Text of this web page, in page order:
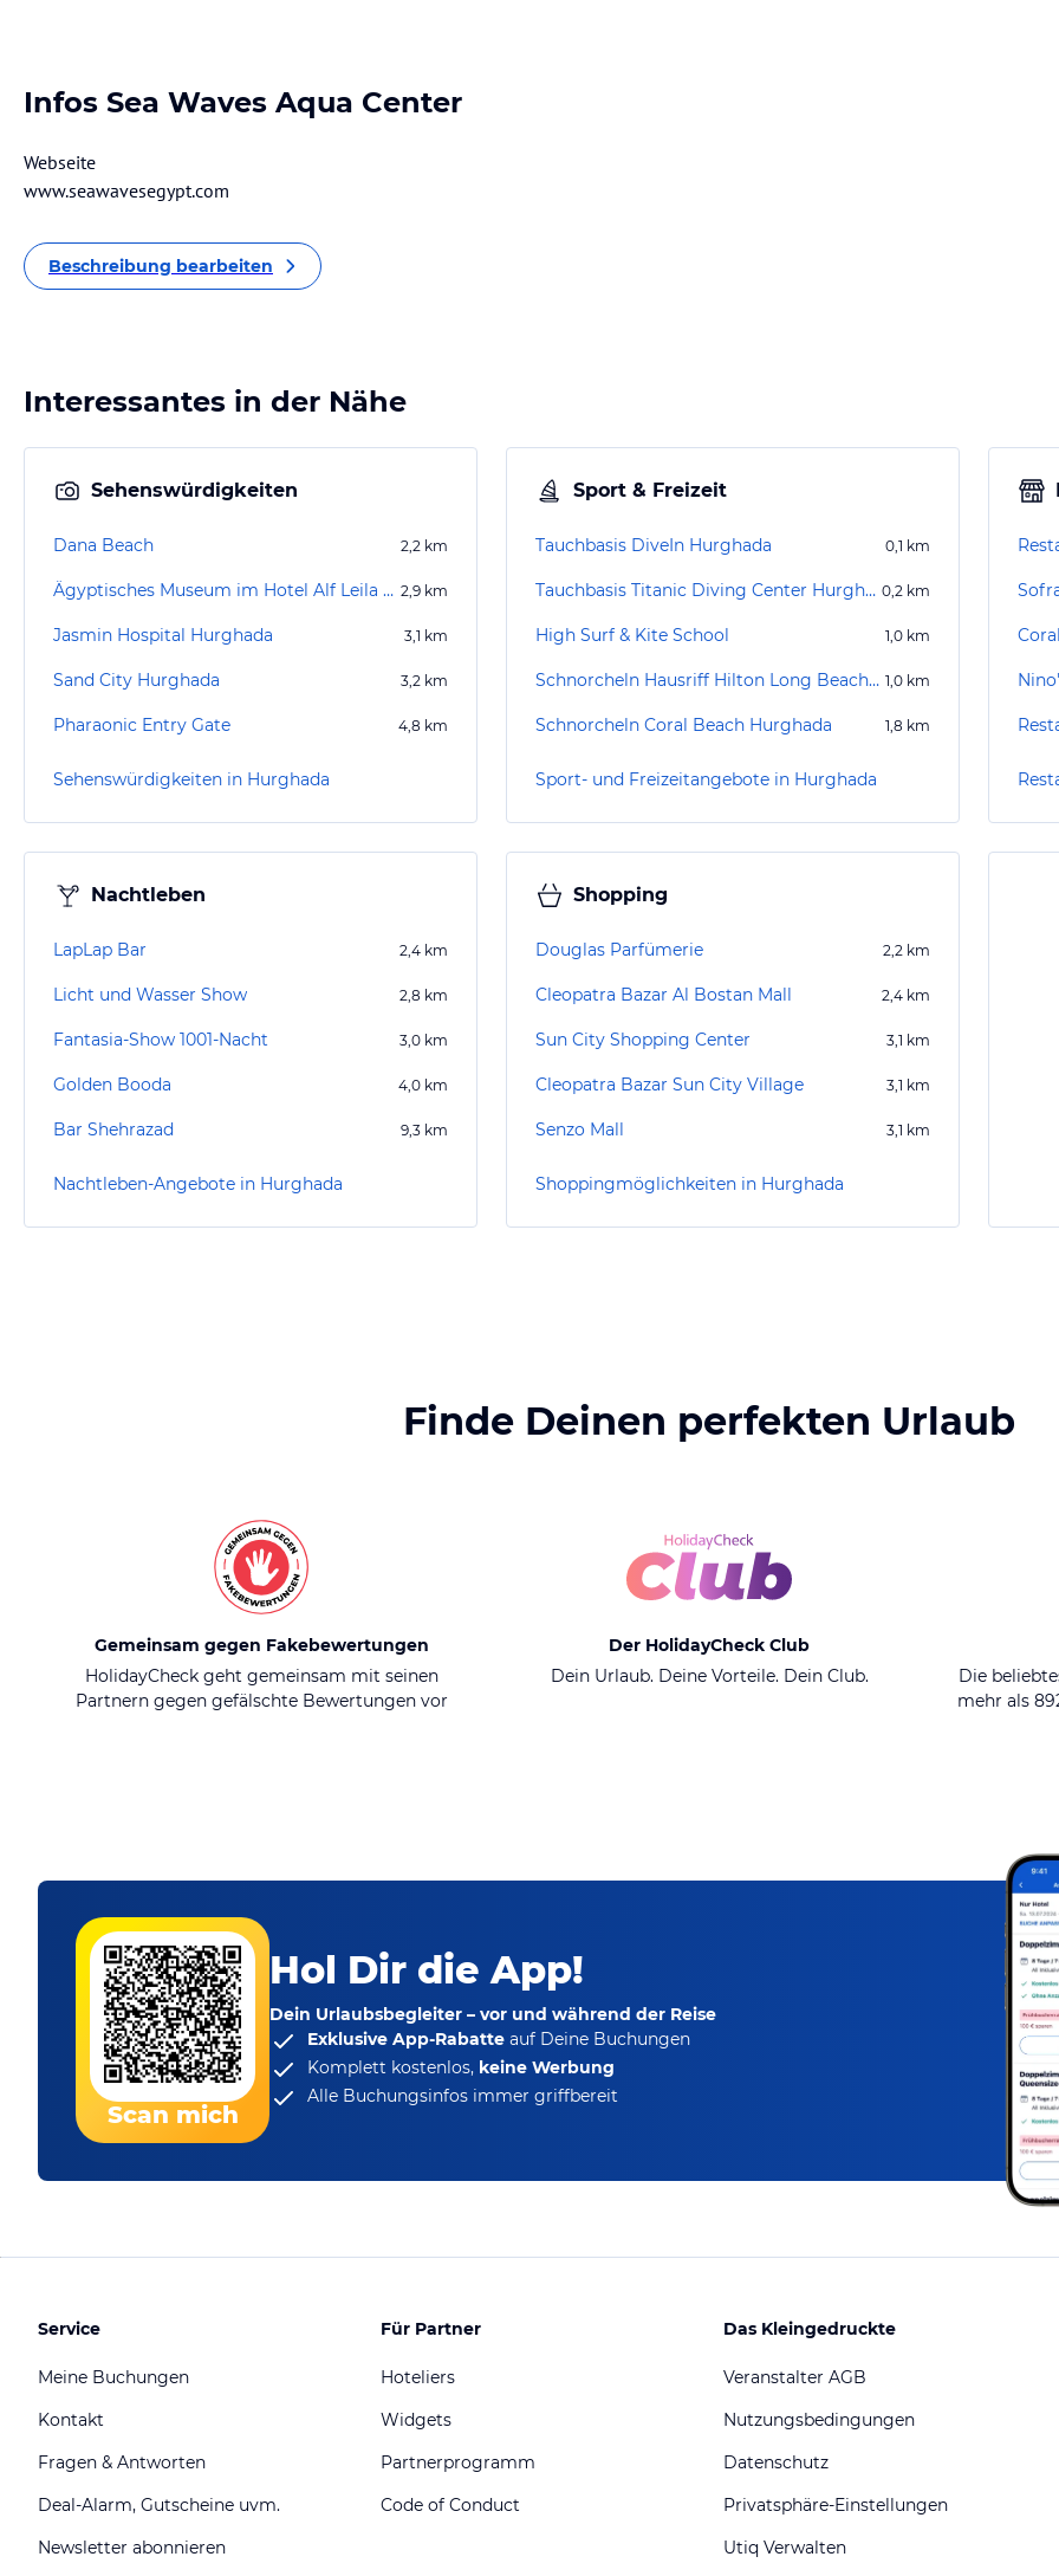
Infos Sea Waves Aqua Center
Webseite
www.seawavesegypt.com
Beschreibung bearbeiten
Interessantes in der Nähe
Sehenswürdigkeiten
Dana Beach 2,2 km
Ägyptisches Museum im Hotel Alf Leila wa Leila 2,9 km
Jasmin Hospital Hurghada 3,1 km
Sand City Hurghada 3,2 km
Pharaonic Entry Gate 4,8 km
Sehenswürdigkeiten in Hurghada
Sport & Freizeit
Tauchbasis DiveIn Hurghada 0,1 km
Tauchbasis Titanic Diving Center Hurghada 0,2 km
High Surf & Kite School 1,0 km
Schnorcheln Hausriff Hilton Long Beach Hurghada 1,0 km
Schnorcheln Coral Beach Hurghada 1,8 km
Sport- und Freizeitangebote in Hurghada
Nachtleben
LapLap Bar 2,4 km
Licht und Wasser Show 2,8 km
Fantasia-Show 1001-Nacht 3,0 km
Golden Booda 4,0 km
Bar Shehrazad 9,3 km
Nachtleben-Angebote in Hurghada
Shopping
Douglas Parfümerie 2,2 km
Cleopatra Bazar Al Bostan Mall 2,4 km
Sun City Shopping Center 3,1 km
Cleopatra Bazar Sun City Village 3,1 km
Senzo Mall 3,1 km
Shoppingmöglichkeiten in Hurghada
Finde Deinen perfekten Urlaub
Gemeinsam gegen Fakebewertungen
HolidayCheck geht gemeinsam mit seinen
Partnern gegen gefälschte Bewertungen vor
Der HolidayCheck Club
Dein Urlaub. Deine Vorteile. Dein Club.
Die
mehr als
Scan mich
Hol Dir die App!
Dein Urlaubsbegleiter – vor und während der Reise
Exklusive App-Rabatte auf Deine Buchungen
Komplett kostenlos, keine Werbung
Alle Buchungsinfos immer griffbereit
Service
Meine Buchungen
Kontakt
Fragen & Antworten
Deal-Alarm, Gutscheine uvm.
Newsletter abonnieren
Für Partner
Hoteliers
Widgets
Partnerprogramm
Code of Conduct
Das Kleingedruckte
Veranstalter AGB
Nutzungsbedingungen
Datenschutz
Privatsphäre-Einstellungen
Utiq Verwalten